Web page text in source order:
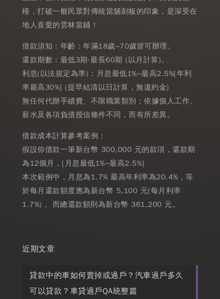
檯，打破一般民眾對傳統當舖刻板的印象，是深受在
地人喜愛的雲林當鋪！
借款須知：年齡：年滿18歲~70歲皆可辦理。
還款期數：最低3期-最長60期 (以月計算)。
利息(以法規定為準) : 月息最低1%~最高2.5%[年利
率最高30%] (提早結清以日計算，無違約金)
無任何代辦手續費、不限職業類別；依據個人工作、
薪水及各項負債授信條件不同，而有所差異。
借款成本計算參考案例：
假設你借款一筆新台幣 300,000 元的款項，還款期
為12個月，[月息最低1%~最高2.5%]
本次範例中，月息為1.7% 最高年利率為20.4%，等
於每月還款額度應為新台幣 5,100 元(每月利率
1.7%)， 而總還款額則為新台幣 361,200 元。
近期文章
貸款中的車如何賣掉或過戶？汽車過戶多久
可以貸款？車貸過戶QA統整篇